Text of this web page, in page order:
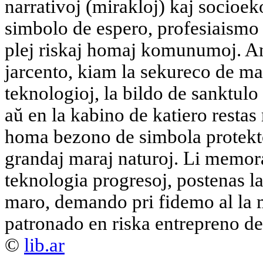
narrativoj (mirakloj) kaj
simbolo de espero,
plej riskaj homaj komunumoj.
jarcento, kiam la sekureco de
teknologioj, la bildo de
aŭ en la kabino de katiero
homa bezono de simbola
grandaj maraj naturoj. Li
teknologia progresoj, postenas
maro, demando pri fidemo al la
patronado en riska entrepreno
© lib.ar